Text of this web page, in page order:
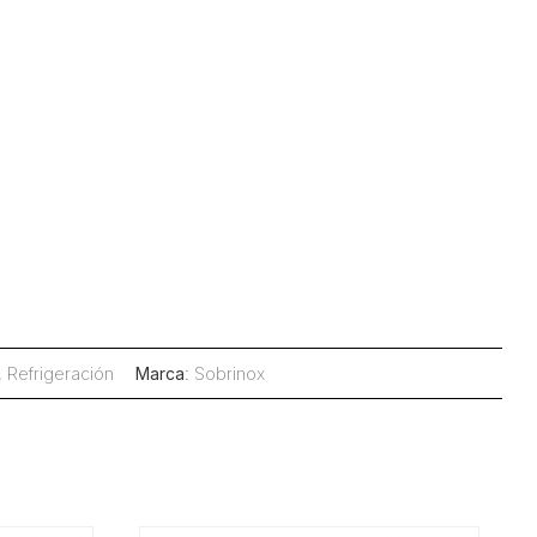
, Refrigeración Marca: Sobrinox